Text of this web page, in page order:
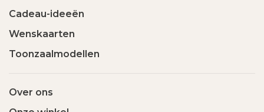
Cadeau-ideeën
Wenskaarten
Toonzaalmodellen
Over ons